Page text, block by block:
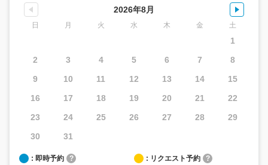
2026年8月
日 月 火 水 木 金 土
1
2
3 4 5 6 7
8
9
10 11 12 13 14
15
16
17 18 19 20 21
22
23
24 25 26 27 28
29
30
31
: 即時予約 ? : リクエスト予約 ?